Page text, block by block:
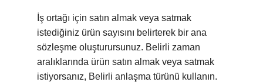
İş ortağı için satın almak veya satmak
istediğiniz ürün sayısını belirterek bir ana
sözleşme oluşturursunuz. Belirli zaman
aralıklarında ürün satın almak veya satmak
istiyorsanız, Belirli anlaşma türünü kullanın.